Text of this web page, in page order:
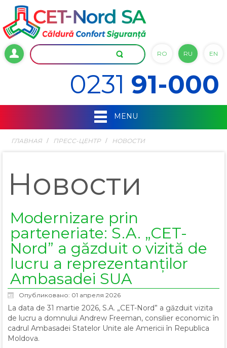
RO RU EN
0231 91-000
MENU
ГЛАВНАЯ ПРЕСС-ЦЕНТР НОВОСТИ
Новости
Modernizare prin
parteneriate: S.A. „CET-
Nord” a găzduit o vizită de
lucru a reprezentanților
Ambasadei SUA
Опубликовано: 01 апреля 2026
La data de 31 martie 2026, S.A. „CET-Nord” a găzduit vizita
de lucru a domnului Andrew Freeman, consilier economic în
cadrul Ambasadei Statelor Unite ale Americii în Republica
Moldova.